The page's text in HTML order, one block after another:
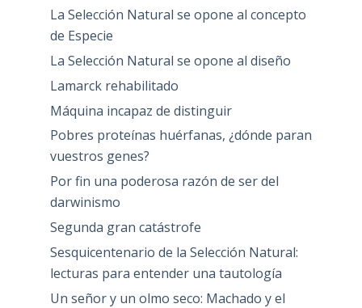
La Selección Natural se opone al concepto
de Especie
La Selección Natural se opone al diseño
Lamarck rehabilitado
Máquina incapaz de distinguir
Pobres proteínas huérfanas, ¿dónde paran
vuestros genes?
Por fin una poderosa razón de ser del
darwinismo
Segunda gran catástrofe
Sesquicentenario de la Selección Natural:
lecturas para entender una tautología
Un señor y un olmo seco: Machado y el